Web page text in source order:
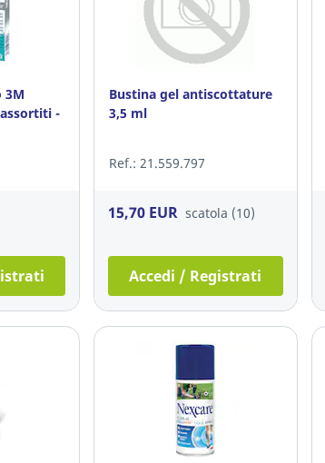
3M
-
Bustina gel antiscottature
3,5 ml
Ref.: 21.559.797
15,70 EUR scatola (10)
Accedi / Registrati